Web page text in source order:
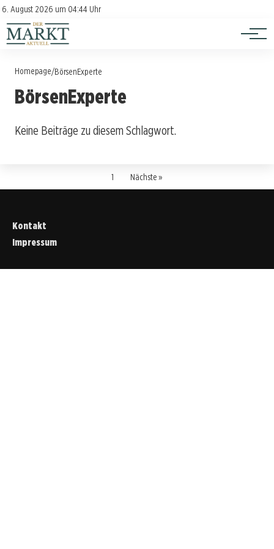
6. August 2026 um 04:44 Uhr
Kontakt
Impressum
Investition
Verbraucherschutz
Homepage/BörsenExperte
BörsenExperte
Keine Beiträge zu diesem Schlagwort.
1 Nächste »
Kontakt
Impressum